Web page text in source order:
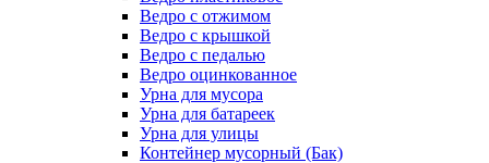
Ведро с отжимом
Ведро с крышкой
Ведро с педалью
Ведро оцинкованное
Урна для мусора
Урна для батареек
Урна для улицы
Контейнер мусорный (Бак)